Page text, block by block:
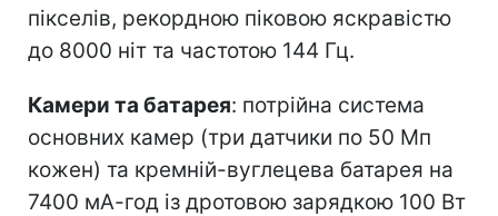
пікселів, рекордною піковою яскравістю
до 8000 ніт та частотою 144 Гц.
Камери та батарея: потрійна система
основних камер (три датчики по 50 Мп
кожен) та кремній-вуглецева батарея на
7400 мА-год із дротовою зарядкою 100 Вт